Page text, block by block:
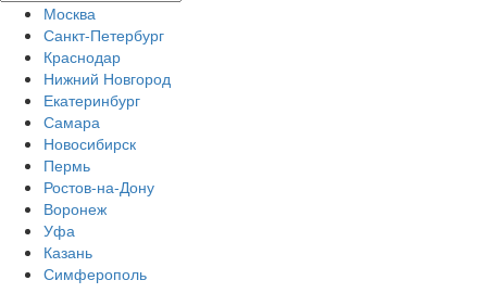
Москва
Санкт-Петербург
Краснодар
Нижний Новгород
Екатеринбург
Самара
Новосибирск
Пермь
Ростов-на-Дону
Воронеж
Уфа
Казань
Симферополь